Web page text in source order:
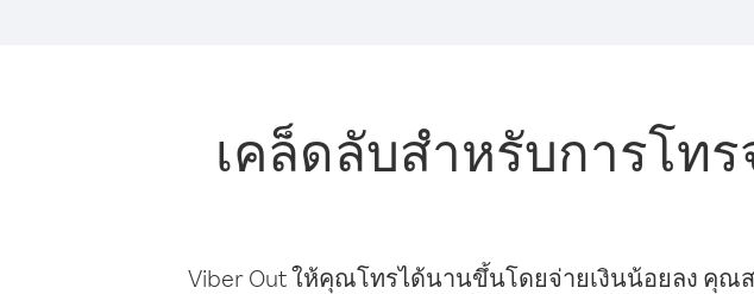
เคล็ดลับสำหรับการโท
Viber Out ให้คุณโทรได้นานขึ้นโดยจ่ายเงินน้อยลง คุณ